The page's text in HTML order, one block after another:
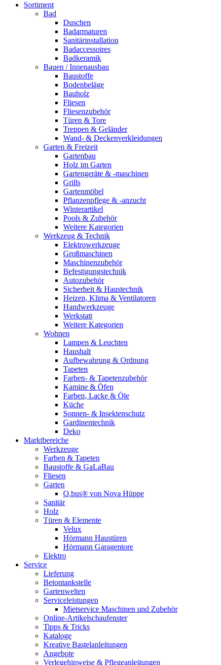
Sortiment
Bad
Duschen
Badarmaturen
Sanitärinstallation
Badaccessoires
Badkeramik
Bauen / Innenausbau
Baustoffe
Bodenbeläge
Bauholz
Fliesen
Fliesenzubehör
Türen & Tore
Treppen & Geländer
Wand- & Deckenverkleidungen
Garten & Freizeit
Gartenbau
Holz im Garten
Gartengeräte & -maschinen
Grills
Gartenmöbel
Pflanzenpflege & -anzucht
Winterartikel
Pools & Zubehör
Weitere Kategorien
Werkzeug & Technik
Elektrowerkzeuge
Großmaschinen
Maschinenzubehör
Befestigungstechnik
Autozubehör
Sicherheit & Haustechnik
Heizen, Klima & Ventilatoren
Handwerkzeuge
Werkstatt
Weitere Kategorien
Wohnen
Lampen & Leuchten
Haushalt
Aufbewahrung & Ordnung
Tapeten
Farben- & Tapetenzubehör
Kamine & Öfen
Farben, Lacke & Öle
Küche
Sonnen- & Insektenschutz
Gardinentechnik
Deko
Marktbereiche
Werkzeuge
Farben & Tapeten
Baustoffe & GaLaBau
Fliesen
Garten
Q.bus® von Nova Hüppe
Sanitär
Holz
Türen & Elemente
Velux
Hörmann Haustüren
Hörmann Garagentore
Elektro
Service
Lieferung
Betontankstelle
Gartenwelten
Serviceleistungen
Mietservice Maschinen und Zubehör
Online-Artikelschaufenster
Tipps & Tricks
Kataloge
Kreative Bastelanleitungen
Angebote
Verlegehinweise & Pflegeanleitungen